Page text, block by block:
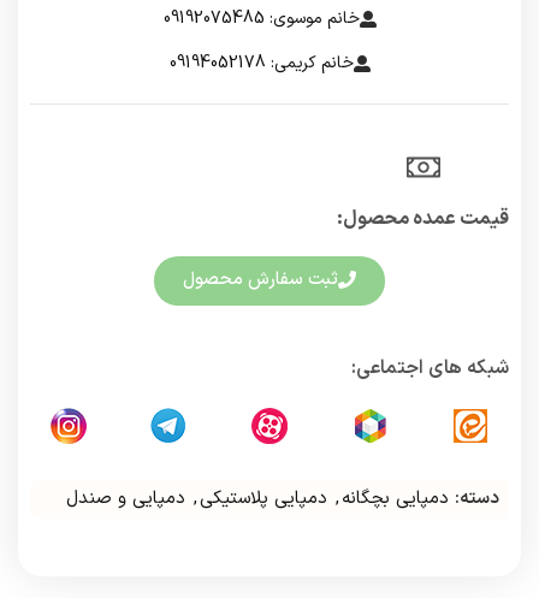
خانم موسوی: 09192075485
خانم کریمی: 09194052178
قیمت عمده محصول:​
ثبت سفارش محصول
شبکه های اجتماعی:
دسته: دمپایی بچگانه, دمپایی پلاستیکی, دمپایی و صندل